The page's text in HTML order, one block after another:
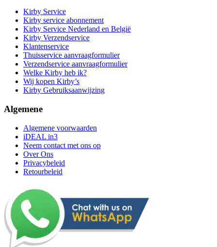
Kirby Service
Kirby service abonnement
Kirby Service Nederland en België
Kirby Verzendservice
Klantenservice
Thuisservice aanvraagformulier
Verzendservice aanvraagformulier
Welke Kirby heb ik?
Wij kopen Kirby’s
Kirby Gebruiksaanwijzing
Algemene
Algemene voorwaarden
iDEAL in3
Neem contact met ons op
Over Ons
Privacybeleid
Retourbeleid